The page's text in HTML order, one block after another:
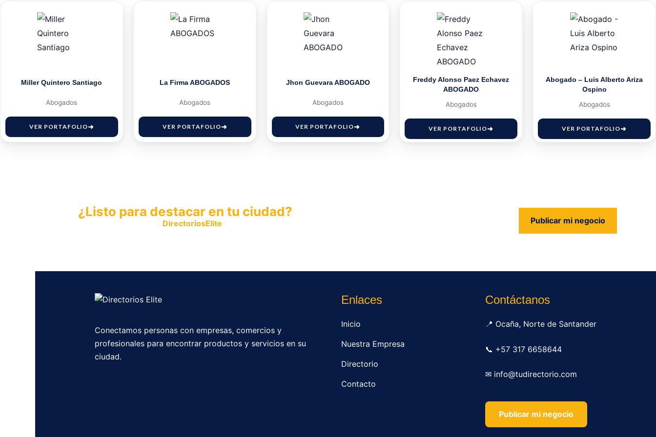
Miller Quintero Santiago
Abogados
VER PORTAFOLIO
La Firma ABOGADOS
Abogados
VER PORTAFOLIO
Jhon Guevara ABOGADO
Abogados
VER PORTAFOLIO
Freddy Alonso Paez Echavez
ABOGADO
Abogados
VER PORTAFOLIO
Abogado – Luis Alberto Ariza
Ospino
Abogados
VER PORTAFOLIO
¿Listo para destacar en tu ciudad?
DirectoriosElite Publicar mi negocio
Conectamos personas con empresas, comercios y
profesionales para encontrar productos y servicios en su
ciudad.
Enlaces
Inicio
Nuestra Empresa
Directorio
Contacto
Contáctanos
📍 Ocaña, Norte de Santander
📞 +57 317 6658644
✉ info@tudirectorio.com
Publicar mi negocio